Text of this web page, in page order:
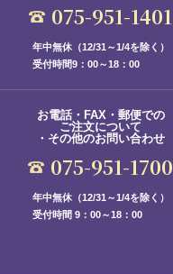
075-951-1401
年中無休（12/31～1/4を除く）
受付時間9：00～18：00
お電話・FAX・郵便での
ご注文について
・その他のお問い合わせ
075-951-1700
年中無休（12/31～1/4を除く）
受付時間 9：00～18：00